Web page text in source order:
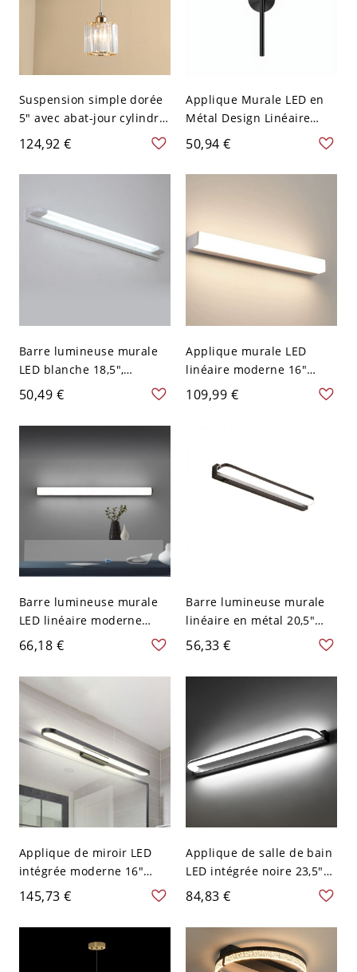
Suspension simple dorée
5" avec abat-jour cylindre
en verre nervuré et
fixation plafond métal
moderne pour îlot de
124,92 €
Applique Murale LED en
Métal Design Linéaire
Éclairage Mural Style
Contemporain - 110 V-120
V Noir Rond 59,69 cm
50,94 €
Barre lumineuse murale
LED blanche 18,5",
applique moderne en
métal pour miroir de salle
de bain, couloir ou
50,49 €
Applique murale LED
linéaire moderne 16"
argentée, métal, pour
miroir de salle de bain,
109,99 €
Barre lumineuse murale
LED linéaire moderne
31,5" en métal noir,
lumière blanche, pour
coiffeuse, salle de bain,
couloir ou miroir
66,18 €
Barre lumineuse murale
linéaire en métal 20,5"
pour meuble-lavabo de
salle de bain, applique
murale intérieure
56,33 €
Applique de miroir LED
intégrée moderne 16"
noire, lampe murale en
métal avec abat-jour pour
salle de bain ou WC, 110V-
145,73 €
Applique de salle de bain
LED intégrée noire 23,5"
avec abat-jour, lampe
murale moderne à
lumière blanche, 110V-
84,83 €